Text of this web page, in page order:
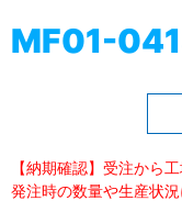
MF01-
【納期確認】受注から
発注時の数量や生産状